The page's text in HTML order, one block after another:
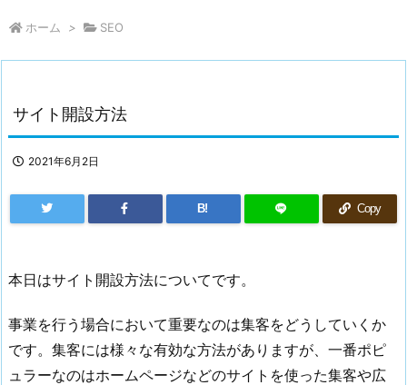
ホーム > SEO
サイト開設方法
2021年6月2日
B! Copy
本日はサイト開設方法についてです。
事業を行う場合において重要なのは集客をどうしていくか
です。集客には様々な有効な方法がありますが、一番ポピ
ュラーなのはホームページなどのサイトを使った集客や広